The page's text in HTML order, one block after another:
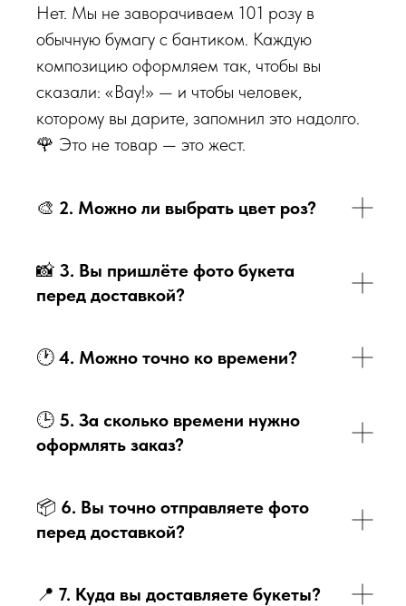
Нет. Мы не заворачиваем 101 розу в
обычную бумагу с бантиком. Каждую
композицию оформляем так, чтобы вы
сказали: «Вау!» — и чтобы человек,
которому вы дарите, запомнил это надолго.
🌹 Это не товар — это жест.
🎨 2. Можно ли выбрать цвет роз?
📸 3. Вы пришлёте фото букета
перед доставкой?
🕐 4. Можно точно ко времени?
🕒 5. За сколько времени нужно
оформлять заказ?
📦 6. Вы точно отправляете фото
перед доставкой?
📍 7. Куда вы доставляете букеты?